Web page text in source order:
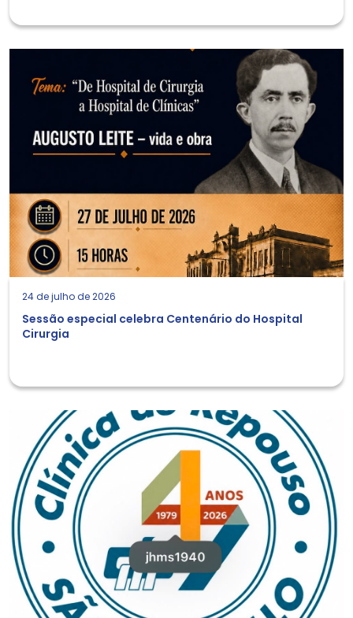
24 de julho de 2026
Sessão especial celebra Centenário do Hospital
Cirurgia